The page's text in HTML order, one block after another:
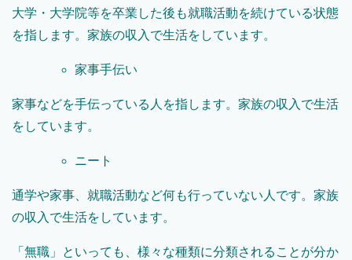
大学・大学院等を卒業した後も就職活動を続けている状態
を指します。家族の収入で生活をしています。
家事手伝い
家事などを手伝っている人を指します。家族の収入で生活
をしています。
ニート
通学や家事、就職活動など何も行っていない人です。家族
の収入で生活をしています。
「無職」といっても、様々な種類に分類されることが分か